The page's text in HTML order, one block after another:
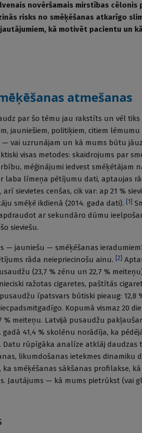
novēršamais mirstības cēlonis
risks no smēķēšanas atkarīgo
kā motivēt pacientu un
atmešanas
par šo tēmu jau rakstīts un vēl
jauniešiem, politiķiem, citiem lēmumu
vai uzrunājam un kā mums būtu
visas metodes: skaidrojums par
mēģinājumi iedvest smēķētājam
laba līmeņa pētījumu dati, aptaujas
arī sievietes cenšas, cik var: ap 21 %
smēķē ikdienā (2014. gada dati). [1]
ar sekundāro dūmu
sieviešu.
— jauniešu — smēķēšanas
rāda neiepriecinošu ainu. [2]
(23,7 % zēnu un 22,7 %
ražotas cigaretes, paštītās
īpatsvars būtiski pieaug: 12,8
Kopumā vismaz 20
% meiteņu. Latvijā pusaudžu
41,4 % skolēnu norādīja, ka
Datu rūpīgāka analīze atklāj daudzas
likumdošanas ietekmes dinamiku
smēķēšanas sākšanas profilakse,
Jautājums — kā mums pietrūkst (vai